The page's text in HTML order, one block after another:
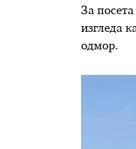
За
изгледа
одмор.